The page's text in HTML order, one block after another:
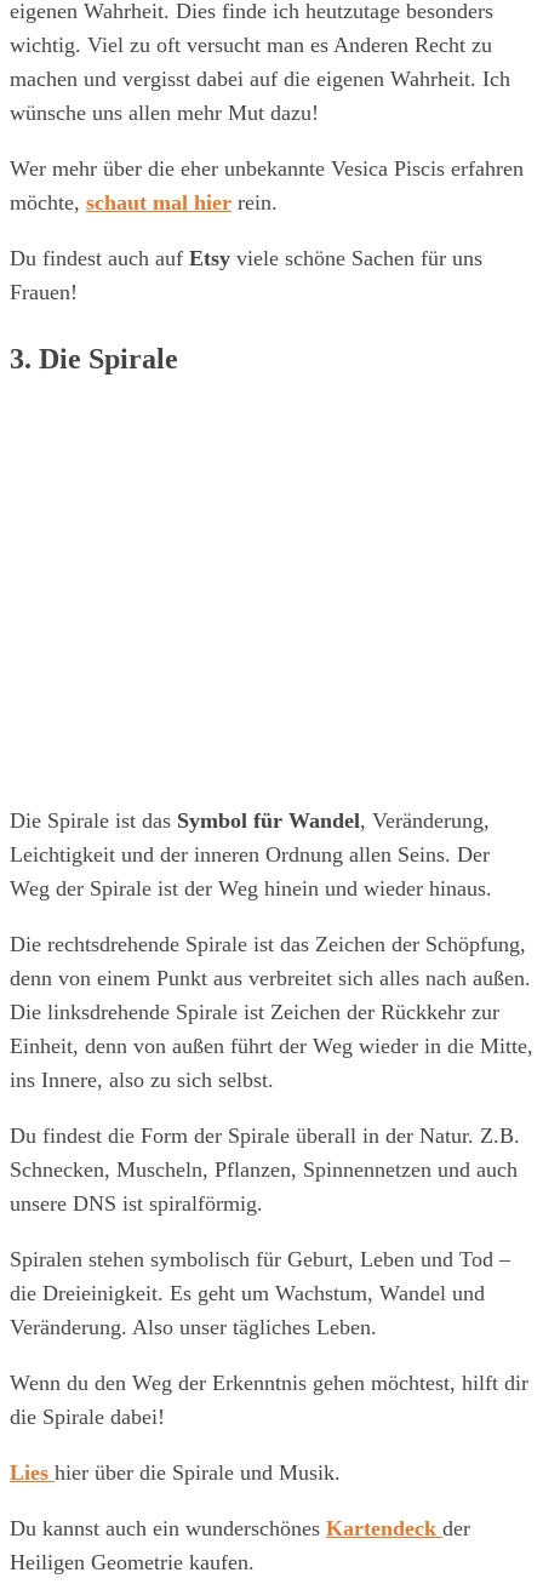
eigenen Wahrheit. Dies finde ich heutzutage besonders
wichtig. Viel zu oft versucht man es Anderen Recht zu
machen und vergisst dabei auf die eigenen Wahrheit. Ich
wünsche uns allen mehr Mut dazu!
Wer mehr über die eher unbekannte Vesica Piscis erfahren
möchte, schaut mal hier rein.
Du findest auch auf Etsy viele schöne Sachen für uns
Frauen!
3. Die Spirale
Die Spirale ist das Symbol für Wandel, Veränderung,
Leichtigkeit und der inneren Ordnung allen Seins. Der
Weg der Spirale ist der Weg hinein und wieder hinaus.
Die rechtsdrehende Spirale ist das Zeichen der Schöpfung,
denn von einem Punkt aus verbreitet sich alles nach außen.
Die linksdrehende Spirale ist Zeichen der Rückkehr zur
Einheit, denn von außen führt der Weg wieder in die Mitte,
ins Innere, also zu sich selbst.
Du findest die Form der Spirale überall in der Natur. Z.B.
Schnecken, Muscheln, Pflanzen, Spinnennetzen und auch
unsere DNS ist spiralförmig.
Spiralen stehen symbolisch für Geburt, Leben und Tod –
die Dreieinigkeit. Es geht um Wachstum, Wandel und
Veränderung. Also unser tägliches Leben.
Wenn du den Weg der Erkenntnis gehen möchtest, hilft dir
die Spirale dabei!
Lies hier über die Spirale und Musik.
Du kannst auch ein wunderschönes Kartendeck der
Heiligen Geometrie kaufen.